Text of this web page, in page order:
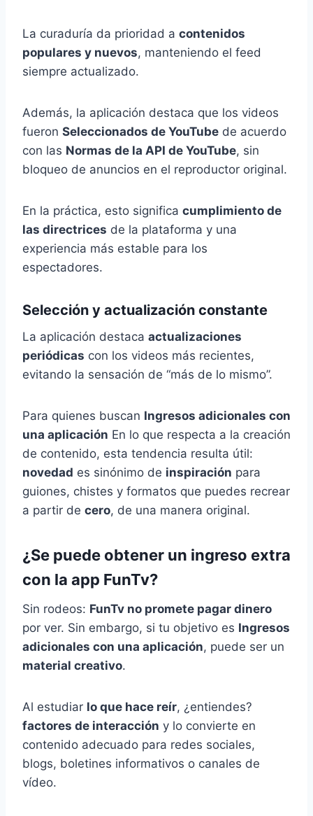
La curaduría da prioridad a contenidos
populares y nuevos, manteniendo el feed
siempre actualizado.
Además, la aplicación destaca que los videos
fueron Seleccionados de YouTube de acuerdo
con las Normas de la API de YouTube, sin
bloqueo de anuncios en el reproductor original.
En la práctica, esto significa cumplimiento de
las directrices de la plataforma y una
experiencia más estable para los
espectadores.
Selección y actualización constante
La aplicación destaca actualizaciones
periódicas con los videos más recientes,
evitando la sensación de “más de lo mismo”.
Para quienes buscan Ingresos adicionales con
una aplicación En lo que respecta a la creación
de contenido, esta tendencia resulta útil:
novedad es sinónimo de inspiración para
guiones, chistes y formatos que puedes recrear
a partir de cero, de una manera original.
¿Se puede obtener un ingreso extra
con la app FunTv?
Sin rodeos: FunTv no promete pagar dinero
por ver. Sin embargo, si tu objetivo es Ingresos
adicionales con una aplicación, puede ser un
material creativo.
Al estudiar lo que hace reír, ¿entiendes?
factores de interacción y lo convierte en
contenido adecuado para redes sociales,
blogs, boletines informativos o canales de
vídeo.